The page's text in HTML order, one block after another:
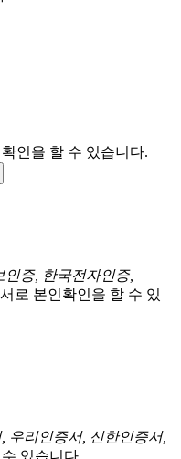
인을 할 수 있습니다.
인증, 한국전자인증,
로 본인확인을 할 수 있
우리인증서, 신한인증서,